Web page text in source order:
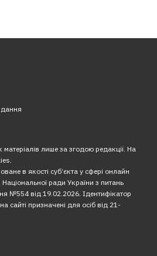
лише за згодою редакції. На
в якості суб’єкта у сфері онлайн
ради України з питань
№554 від 19.02.2026. Ідентифікатор
сайті призначені для осіб від 21-